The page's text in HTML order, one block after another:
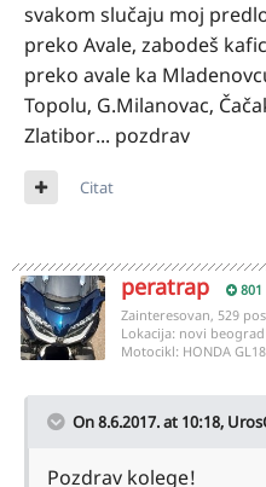
svakom slučaju moj
preko Avale, zabodeš
preko avale ka
Topolu, G.Milanovac,
Zlatibor... pozdrav
Citat
peratrap 801
Zainteresovan, 529
Lokacija: novi beograd
Motocikl: HONDA
On 8.6.2017. at 10:18,
Pozdrav kolege!